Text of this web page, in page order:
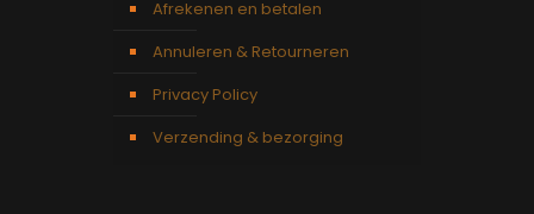
Afrekenen en betalen
Annuleren & Retourneren
Privacy Policy
Verzending & bezorging